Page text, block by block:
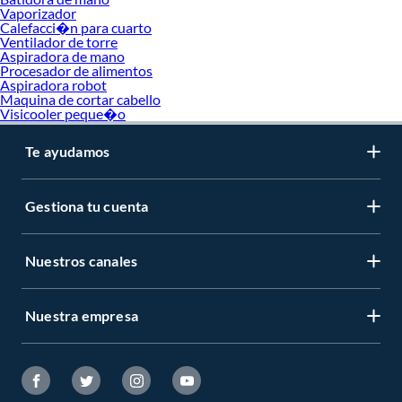
Vaporizador
Calefacci�n para cuarto
Ventilador de torre
Aspiradora de mano
Procesador de alimentos
Aspiradora robot
Maquina de cortar cabello
Visicooler peque�o
Te ayudamos
Gestiona tu cuenta
Nuestros canales
Nuestra empresa